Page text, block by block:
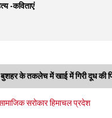
-कविताएं
करेंगे ध्वजारोहण
बुशहर के तकलेच में खाई में गिरी दूध की
सरोकारहिमाचल प्रदेश